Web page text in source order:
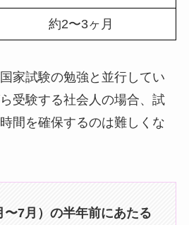
約2〜3ヶ月
家試験の勉強と並行してい
受験する社会人の場合、試
間を確保するのは難しくな
〜7月）の半年前にあたる